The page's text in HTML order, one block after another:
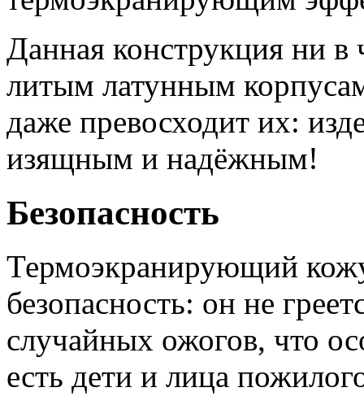
Данная конструкция ни
литым латунным
даже превосходит их:
изящным и надёжным!
Безопасность
Термоэкранирующий
безопасность: он не
случайных ожогов, что
есть дети и лица